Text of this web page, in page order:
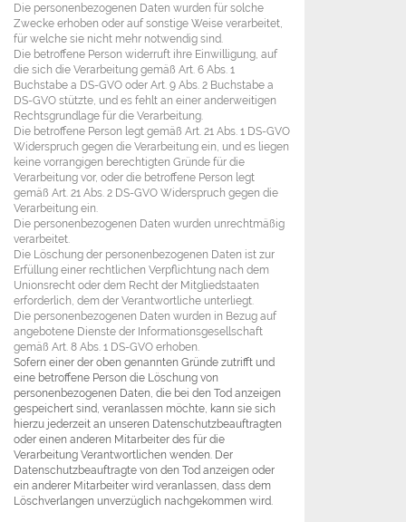
Die personenbezogenen Daten wurden für solche
Zwecke erhoben oder auf sonstige Weise verarbeitet,
für welche sie nicht mehr notwendig sind.
Die betroffene Person widerruft ihre Einwilligung, auf
die sich die Verarbeitung gemäß Art. 6 Abs. 1
Buchstabe a DS-GVO oder Art. 9 Abs. 2 Buchstabe a
DS-GVO stützte, und es fehlt an einer anderweitigen
Rechtsgrundlage für die Verarbeitung.
Die betroffene Person legt gemäß Art. 21 Abs. 1 DS-GVO
Widerspruch gegen die Verarbeitung ein, und es liegen
keine vorrangigen berechtigten Gründe für die
Verarbeitung vor, oder die betroffene Person legt
gemäß Art. 21 Abs. 2 DS-GVO Widerspruch gegen die
Verarbeitung ein.
Die personenbezogenen Daten wurden unrechtmäßig
verarbeitet.
Die Löschung der personenbezogenen Daten ist zur
Erfüllung einer rechtlichen Verpflichtung nach dem
Unionsrecht oder dem Recht der Mitgliedstaaten
erforderlich, dem der Verantwortliche unterliegt.
Die personenbezogenen Daten wurden in Bezug auf
angebotene Dienste der Informationsgesellschaft
gemäß Art. 8 Abs. 1 DS-GVO erhoben.
Sofern einer der oben genannten Gründe zutrifft und
eine betroffene Person die Löschung von
personenbezogenen Daten, die bei den Tod anzeigen
gespeichert sind, veranlassen möchte, kann sie sich
hierzu jederzeit an unseren Datenschutzbeauftragten
oder einen anderen Mitarbeiter des für die
Verarbeitung Verantwortlichen wenden. Der
Datenschutzbeauftragte von den Tod anzeigen oder
ein anderer Mitarbeiter wird veranlassen, dass dem
Löschverlangen unverzüglich nachgekommen wird.